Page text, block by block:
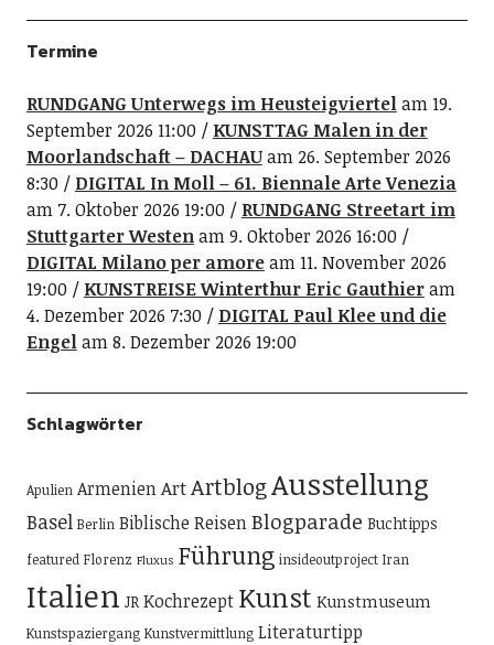
Termine
RUNDGANG Unterwegs im Heusteigviertelam 19.
September 2026 11:00
KUNSTTAG Malen in der
Moorlandschaft – DACHAUam 26. September 2026
8:30
DIGITAL In Moll – 61. Biennale Arte Venezia
am 7. Oktober 2026 19:00
RUNDGANG Streetart im
Stuttgarter Westenam 9. Oktober 2026 16:00
DIGITAL Milano per amoream 11. November 2026
19:00
KUNSTREISE Winterthur Eric Gauthieram
4. Dezember 2026 7:30
DIGITAL Paul Klee und die
Engelam 8. Dezember 2026 19:00
Schlagwörter
Apulien ArmenienArtArtblogAusstellung
Basel Berlin Biblische ReisenBlogparade Buchtipps
featured Florenz Fluxus Führung insideoutproject Iran
Italien JR Kochrezept Kunst Kunstmuseum
Kunstspaziergang Kunstvermittlung Literaturtipp